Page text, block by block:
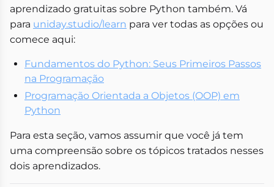
aprendizado gratuitas sobre Python também. Vá
para uniday.studio/learn para ver todas as opções ou
comece aqui:
Fundamentos do Python: Seus Primeiros Passos
na Programação
Programação Orientada a Objetos (OOP) em
Python
Para esta seção, vamos assumir que você já tem
uma compreensão sobre os tópicos tratados nesses
dois aprendizados.